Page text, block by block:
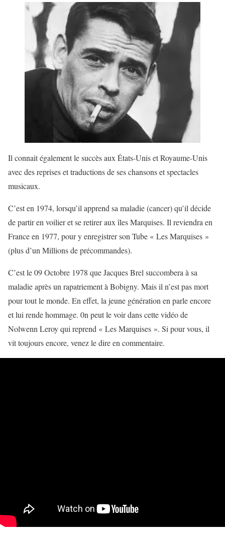
Il connait également le succès aux États-Unis et Royaume-Unis
avec des reprises et traductions de ses chansons et spectacles
musicaux.
C’est en 1974, lorsqu’il apprend sa maladie (cancer) qu’il décide
de partir en voilier et se retirer aux îles Marquises. Il reviendra en
France en 1977, pour y enregistrer son Tube « Les Marquises »
(plus d’un Millions de précommandes).
C’est le 09 Octobre 1978 que Jacques Brel succombera à sa
maladie après un rapatriement à Bobigny. Mais il n’est pas mort
pour tout le monde. En effet, la jeune génération en parle encore
et lui rende hommage. 0n peut le voir dans cette vidéo de
Nolwenn Leroy qui reprend « Les Marquises ». Si pour vous, il
vit toujours encore, venez le dire en commentaire.